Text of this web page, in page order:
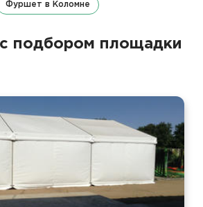
Фуршет в Коломне
подбором площадки